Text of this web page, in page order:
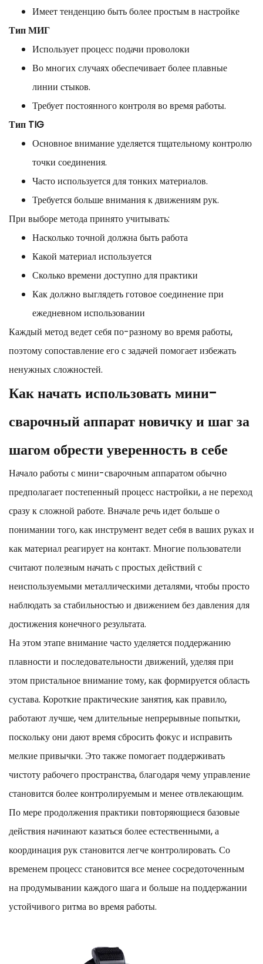
Имеет тенденцию быть более простым в настройке
Тип МИГ
Использует процесс подачи проволоки
Во многих случаях обеспечивает более плавные
линии стыков.
Требует постоянного контроля во время работы.
Тип TIG
Основное внимание уделяется тщательному контролю
точки соединения.
Часто используется для тонких материалов.
Требуется больше внимания к движениям рук.
При выборе метода принято учитывать:
Насколько точной должна быть работа
Какой материал используется
Сколько времени доступно для практики
Как должно выглядеть готовое соединение при
ежедневном использовании
Каждый метод ведет себя по-разному во время работы,
поэтому сопоставление его с задачей помогает избежать
ненужных сложностей.
Как начать использовать мини-
сварочный аппарат новичку и шаг за
шагом обрести уверенность в себе
Начало работы с мини-сварочным аппаратом обычно
предполагает постепенный процесс настройки, а не переход
сразу к сложной работе. Вначале речь идет больше о
понимании того, как инструмент ведет себя в ваших руках и
как материал реагирует на контакт. Многие пользователи
считают полезным начать с простых действий с
неиспользуемыми металлическими деталями, чтобы просто
наблюдать за стабильностью и движением без давления для
достижения конечного результата.
На этом этапе внимание часто уделяется поддержанию
плавности и последовательности движений, уделяя при
этом пристальное внимание тому, как формируется область
сустава. Короткие практические занятия, как правило,
работают лучше, чем длительные непрерывные попытки,
поскольку они дают время сбросить фокус и исправить
мелкие привычки. Это также помогает поддерживать
чистоту рабочего пространства, благодаря чему управление
становится более контролируемым и менее отвлекающим.
По мере продолжения практики повторяющиеся базовые
действия начинают казаться более естественными, а
координация рук становится легче контролировать. Со
временем процесс становится все менее сосредоточенным
на продумывании каждого шага и больше на поддержании
устойчивого ритма во время работы.